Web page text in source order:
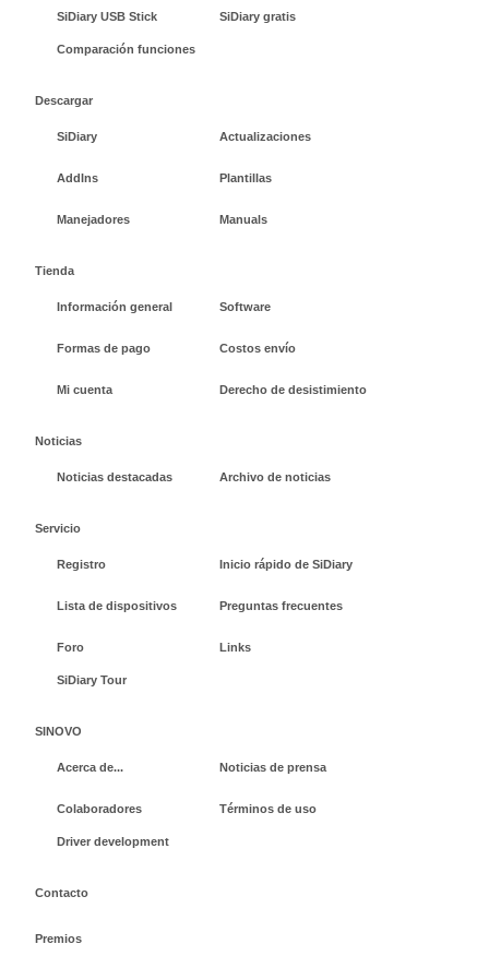
SiDiary USB Stick SiDiary gratis
Comparación funciones
Descargar
SiDiary Actualizaciones
AddIns Plantillas
Manejadores Manuals
Tienda
Información general Software
Formas de pago Costos envío
Mi cuenta Derecho de desistimiento
Noticias
Noticias destacadas Archivo de noticias
Servicio
Registro Inicio rápido de SiDiary
Lista de dispositivos Preguntas frecuentes
Foro Links
SiDiary Tour
SINOVO
Acerca de... Noticias de prensa
Colaboradores Términos de uso
Driver development
Contacto
Premios